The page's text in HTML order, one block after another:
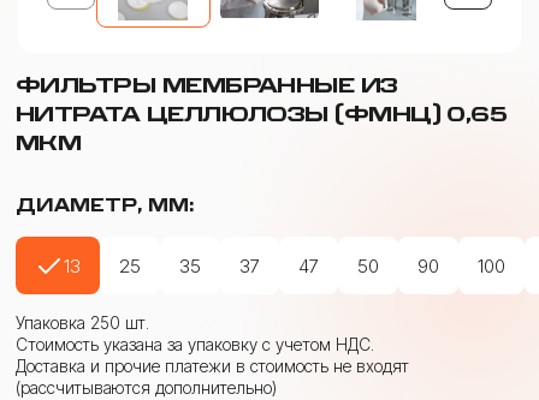
ФИЛЬТРЫ МЕМБРАННЫЕ ИЗ
НИТРАТА ЦЕЛЛЮЛОЗЫ (ФМНЦ) 0,65
МКМ
ДИАМЕТР, ММ:
13 25 35 37 47 50 90 100
Упаковка 250 шт.
Стоимость указана за упаковку с учетом НДС.
Доставка и прочие платежи в стоимость не входят
(рассчитываются дополнительно)